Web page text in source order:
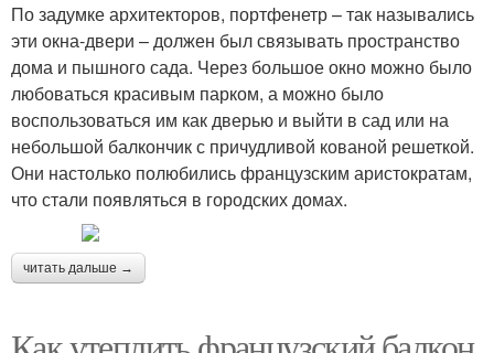
По задумке архитекторов, портфенетр – так назывались
эти окна-двери – должен был связывать пространство
дома и пышного сада. Через большое окно можно было
любоваться красивым парком, а можно было
воспользоваться им как дверью и выйти в сад или на
небольшой балкончик с причудливой кованой решеткой.
Они настолько полюбились французским аристократам,
что стали появляться в городских домах.
читать дальше →